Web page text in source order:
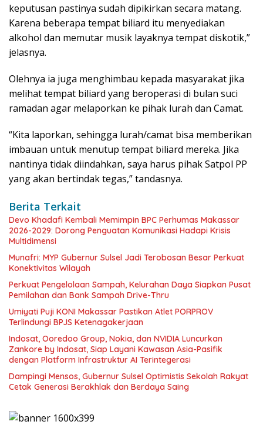
keputusan pastinya sudah dipikirkan secara matang.
Karena beberapa tempat biliard itu menyediakan
alkohol dan memutar musik layaknya tempat diskotik,”
jelasnya.
Olehnya ia juga menghimbau kepada masyarakat jika
melihat tempat biliard yang beroperasi di bulan suci
ramadan agar melaporkan ke pihak lurah dan Camat.
“Kita laporkan, sehingga lurah/camat bisa memberikan
imbauan untuk menutup tempat biliard mereka. Jika
nantinya tidak diindahkan, saya harus pihak Satpol PP
yang akan bertindak tegas,” tandasnya.
Berita Terkait
Devo Khadafi Kembali Memimpin BPC Perhumas Makassar
2026-2029: Dorong Penguatan Komunikasi Hadapi Krisis
Multidimensi
Munafri: MYP Gubernur Sulsel Jadi Terobosan Besar Perkuat
Konektivitas Wilayah
Perkuat Pengelolaan Sampah, Kelurahan Daya Siapkan Pusat
Pemilahan dan Bank Sampah Drive-Thru
Umiyati Puji KONI Makassar Pastikan Atlet PORPROV
Terlindungi BPJS Ketenagakerjaan
Indosat, Ooredoo Group, Nokia, dan NVIDIA Luncurkan
Zankore by Indosat, Siap Layani Kawasan Asia-Pasifik
dengan Platform Infrastruktur AI Terintegerasi
Dampingi Mensos, Gubernur Sulsel Optimistis Sekolah Rakyat
Cetak Generasi Berakhlak dan Berdaya Saing